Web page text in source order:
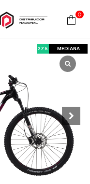
0
27.5 MEDIANA